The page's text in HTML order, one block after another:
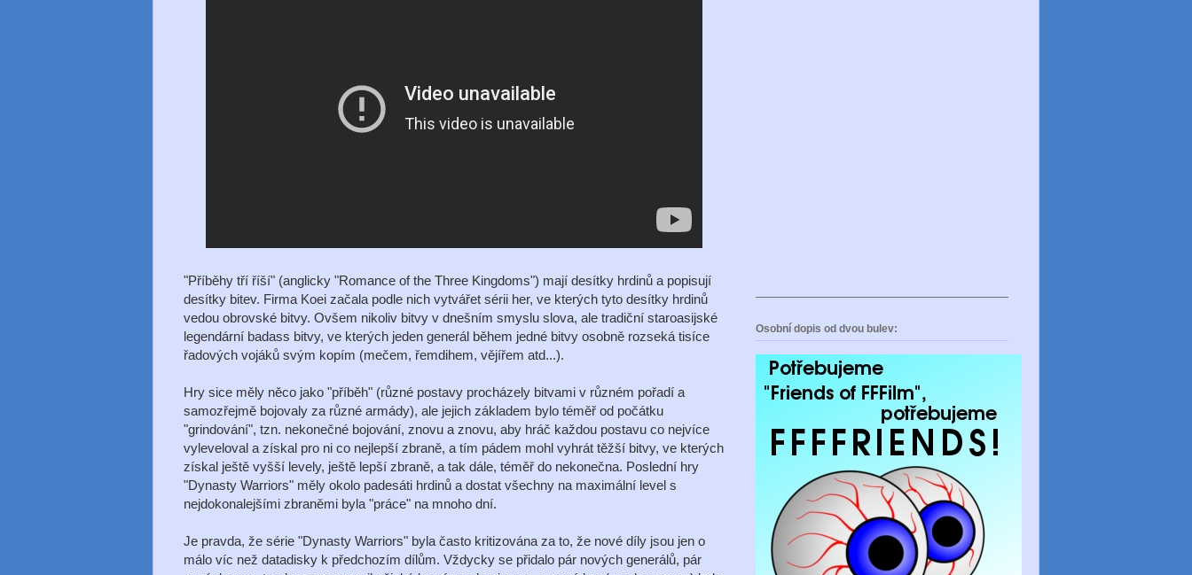
"Příběhy tří říší" (anglicky "Romance of the Three Kingdoms") mají desítky hrdinů a popisují
desítky bitev. Firma Koei začala podle nich vytvářet sérii her, ve kterých tyto desítky hrdinů
vedou obrovské bitvy. Ovšem nikoliv bitvy v dnešním smyslu slova, ale tradiční staroasijské
legendární badass bitvy, ve kterých jeden generál během jedné bitvy osobně rozseká tisíce
řadových vojáků svým kopím (mečem, řemdihem, vějířem atd...).
Hry sice měly něco jako "příběh" (různé postavy procházely bitvami v různém pořadí a
samozřejmě bojovaly za různé armády), ale jejich základem bylo téměř od počátku
"grindování", tzn. nekonečné bojování, znovu a znovu, aby hráč každou postavu co nejvíce
vyleveloval a získal pro ni co nejlepší zbraně, a tím pádem mohl vyhrát těžší bitvy, ve kterých
získal ještě vyšší levely, ještě lepší zbraně, a tak dále, téměř do nekonečna. Poslední hry
"Dynasty Warriors" měly okolo padesáti hrdinů a dostat všechny na maximální level s
nejdokonalejšími zbraněmi byla "práce" na mnoho dní.
Je pravda, že série "Dynasty Warriors" byla často kritizována za to, že nové díly jsou jen o
málo víc než datadisky k předchozím dílům. Vždycky se přidalo pár nových generálů, pár
Osobní dopis od dvou bulev: